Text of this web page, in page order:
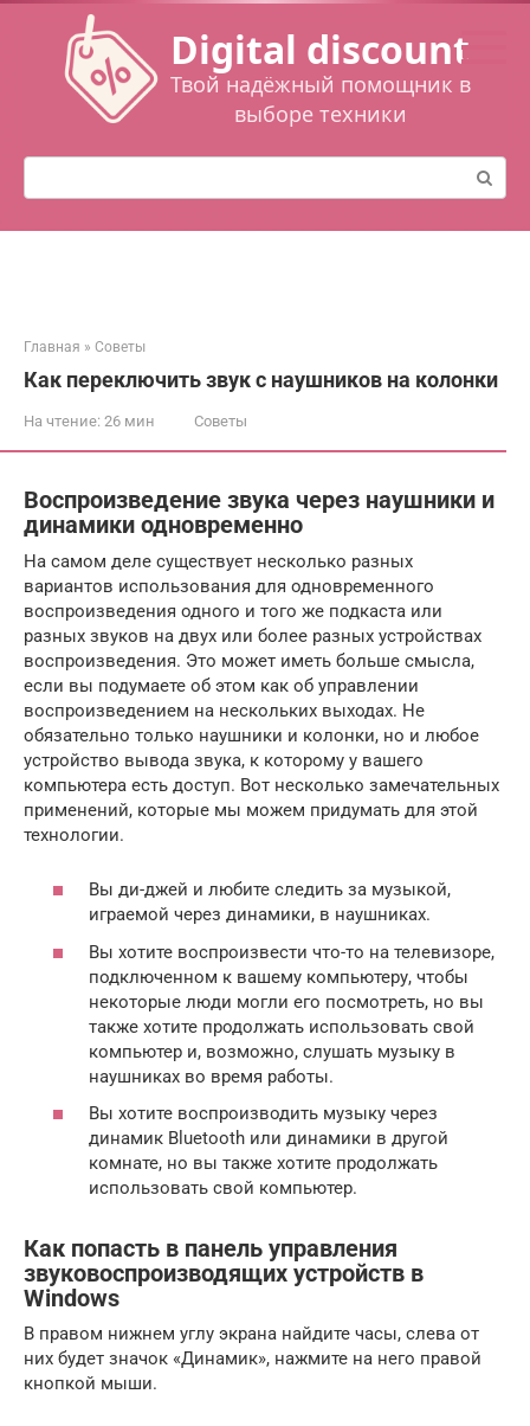
Перейти
контенту
Digital discount
Твой надёжный помощник в
выборе техники
Поиск:
Главная » Советы
Как переключить звук с наушников на колонки
На чтение: 26 мин Советы
Воспроизведение звука через наушники и
динамики одновременно
На самом деле существует несколько разных
вариантов использования для одновременного
воспроизведения одного и того же подкаста или
разных звуков на двух или более разных устройствах
воспроизведения. Это может иметь больше смысла,
если вы подумаете об этом как об управлении
воспроизведением на нескольких выходах. Не
обязательно только наушники и колонки, но и любое
устройство вывода звука, к которому у вашего
компьютера есть доступ. Вот несколько замечательных
применений, которые мы можем придумать для этой
технологии.
Вы ди-джей и любите следить за музыкой,
играемой через динамики, в наушниках.
Вы хотите воспроизвести что-то на телевизоре,
подключенном к вашему компьютеру, чтобы
некоторые люди могли его посмотреть, но вы
также хотите продолжать использовать свой
компьютер и, возможно, слушать музыку в
наушниках во время работы.
Вы хотите воспроизводить музыку через
динамик Bluetooth или динамики в другой
комнате, но вы также хотите продолжать
использовать свой компьютер.
Как попасть в панель управления
звуковоспроизводящих устройств в
Windows
В правом нижнем углу экрана найдите часы, слева от
них будет значок «Динамик», нажмите на него правой
кнопкой мыши.